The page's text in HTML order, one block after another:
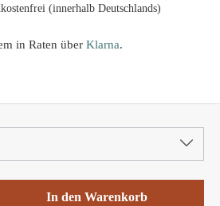
(innerhalb Deutschlands)
in Raten über Klarna.
In den Warenkorb